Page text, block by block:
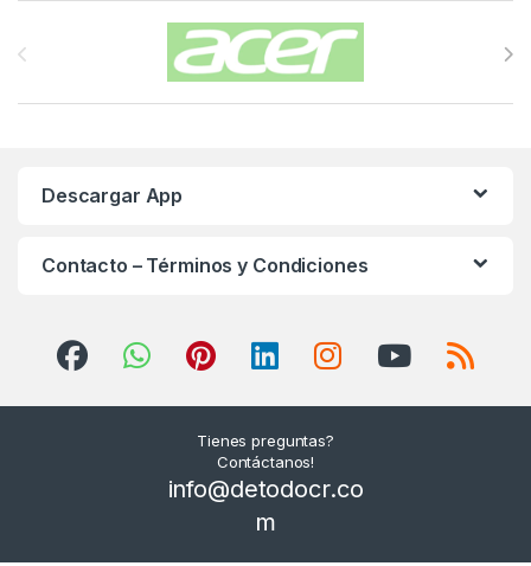
Carrusel de Marcas
Descargar App
Contacto – Términos y Condiciones
Tienes preguntas?
Contáctanos!
info@detodocr.co
m